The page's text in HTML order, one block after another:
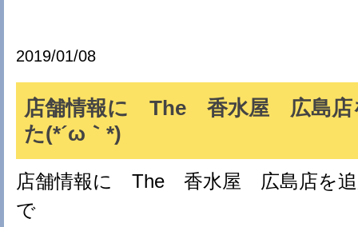
2019/01/08
店舗情報に The 香水屋 広島店
た(*´ω｀*)
店舗情報に The 香水屋 広島店を追
で